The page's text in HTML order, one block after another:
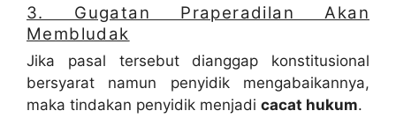
3. Gugatan Praperadilan Akan
Membludak
Jika pasal tersebut dianggap konstitusional
bersyarat namun penyidik mengabaikannya,
maka tindakan penyidik menjadi cacat hukum.